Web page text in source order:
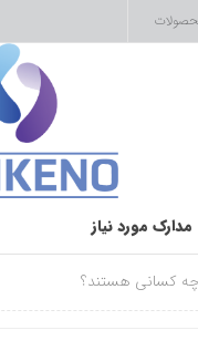
مدارک مورد نیاز
کسانی هستند؟